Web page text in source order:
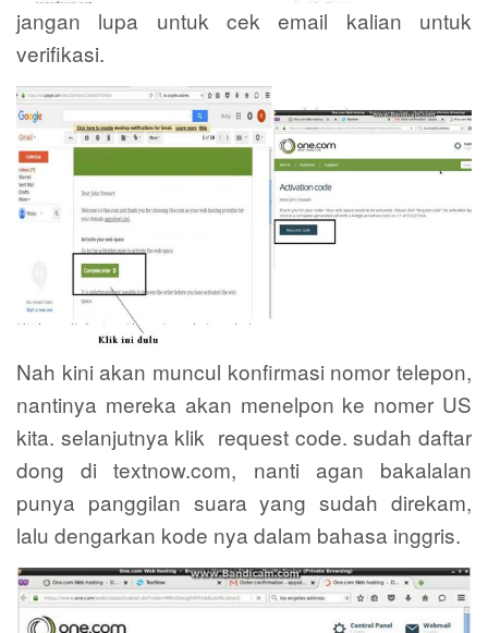
jangan lupa untuk cek email kalian untuk
verifikasi.
Nah kini akan muncul konfirmasi nomor telepon,
nantinya mereka akan menelpon ke nomer US
kita. selanjutnya klik request code. sudah daftar
dong di textnow.com, nanti agan bakalalan
punya panggilan suara yang sudah direkam,
lalu dengarkan kode nya dalam bahasa inggris.